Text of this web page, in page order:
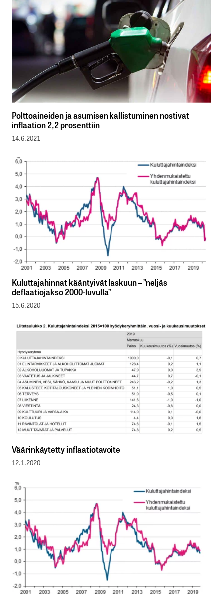
Polttoaineiden ja asumisen kallistuminen nostivat
inflaation 2,2 prosenttiin
14.6.2021
Kuluttajahinnat kääntyivät laskuun – ”neljäs
deflaatiojakso 2000-luvulla”
15.6.2020
Väärinkäytetty inflaatiotavoite
12.1.2020